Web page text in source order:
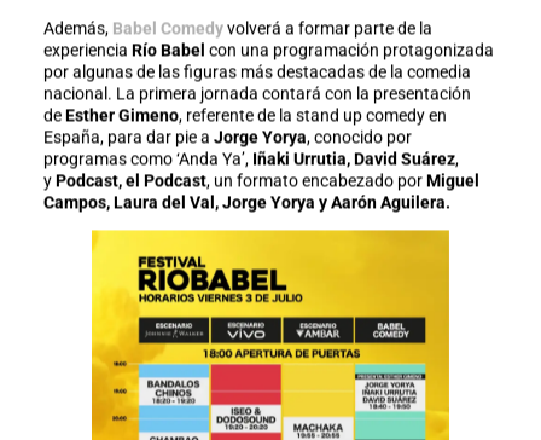
Además, Babel Comedyvolverá a formar parte de la
experiencia Río Babel con una programación protagonizada
por algunas de las figuras más destacadas de la comedia
nacional. La primera jornada contará con la presentación
deEsther Gimeno, referente de la stand up comedy en
España, para dar pie a Jorge Yorya, conocido por
programas como ‘Anda Ya’, Iñaki Urrutia, David Suárez,
yPodcast, el Podcast, un formato encabezado porMiguel
Campos, Laura del Val, Jorge Yorya y Aarón Aguilera.